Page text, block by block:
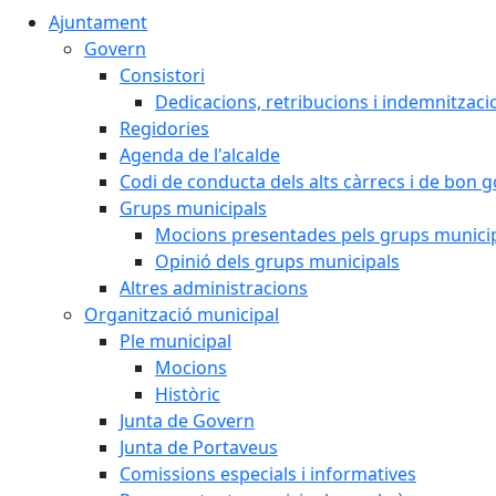
Ajuntament
Govern
Consistori
Dedicacions, retribucions i
Regidories
Agenda de l'alcalde
Codi de conducta dels alts càrrecs i de bon
Grups municipals
Mocions presentades pels grups
Opinió dels grups municipals
Altres administracions
Organització municipal
Ple municipal
Mocions
Històric
Junta de Govern
Junta de Portaveus
Comissions especials i informatives